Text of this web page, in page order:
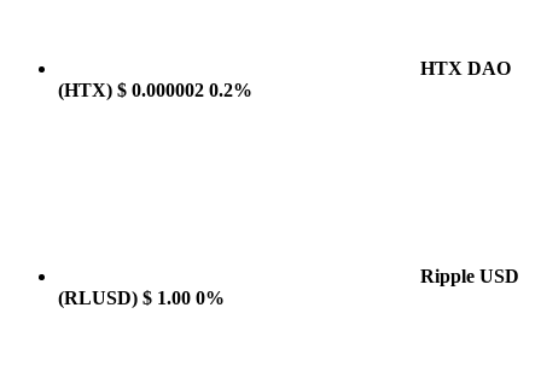
HTX DAO
(HTX) $ 0.000002 0.2%
Ripple USD
(RLUSD) $ 1.00 0%